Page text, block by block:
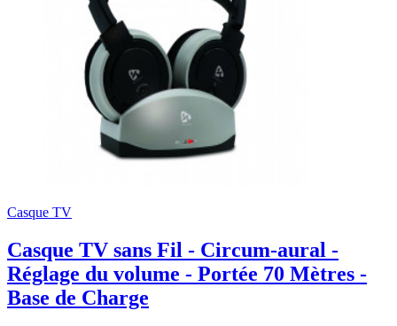
Casque TV
Casque TV sans Fil - Circum-aural -
Réglage du volume - Portée 70 Mètres -
Base de Charge